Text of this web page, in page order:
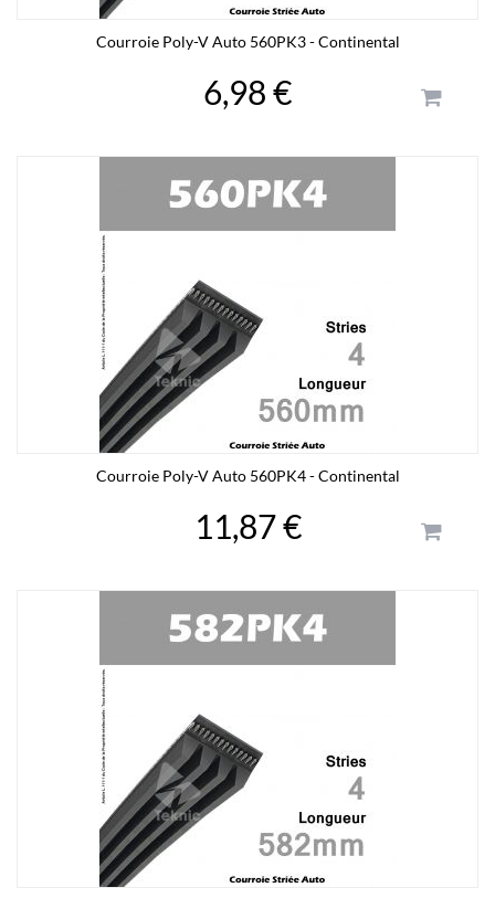
Courroie Poly-V Auto 560PK3 - Continental
6,98 €
Courroie Poly-V Auto 560PK4 - Continental
11,87 €